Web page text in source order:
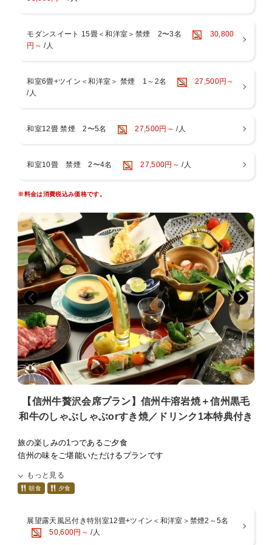
揃えております。
先附／季節の前菜／お造り／吸物／お凌ぎ／強肴／焼物／蒸物／
お食事／デザート
■ご朝食
作りたて熱々の卵焼きをはじめ、目覚めの身体に優しい七草の湯
ほのかに硫黄が香る別所温泉美肌の湯。
塩田平を望む別所温泉随一の絶景展望風呂をご堪能ください。
・展望大浴場
・露天風呂（男性：1、女性：1）24時間利用可
・サウナ 22時30分まで
・貸切展望風呂 受付14時〜21時（料金：1，650円税込、利用
時間：45分）
※貸切展望風呂は予約制です。ご予約時またはチェックイン時に
お申込みください。
■お部屋
露天風呂付き客室はじめ全16部屋6タイプをご用意しておりま
す。
女将が厳選したお菓子・お漬物のお茶うけでまずはごゆっくりど
■七草の湯のおもてなし
とができお子様連れにも好評です。
・お土産処には女将が全国から厳選した和小物、信州の銘菓や地
・枕は蕎麦殻とテンピュールのものをご用意できます。数に限り
がございますのでチェックイン時にお申し付けください。
■周辺の見所
北向観音堂 徒歩で約5分
モダンスイート 15畳＜和洋室＞禁煙 2〜3名
30,800
円～ /人
和室6畳+ツイン＜和洋室＞ 禁煙 1～2名
27,500円～
/人
和室12畳 禁煙 2〜5名 27,500円～ /人
和室10畳 禁煙 2〜4名 27,500円～ /人
※料金は消費税込み価格です。
【信州牛贅沢会席プラン】信州牛溶岩焼＋信州黒毛
和牛のしゃぶしゃぶorすき焼／ドリンク1本特典付き
旅の楽しみの1つであるご夕食
信州の味をご堪能いただけるプランです
■プラン特典
・メインのお料理をお選びいただけます。
・地酒を下記よりお選びいただけます。※お酒を飲まれない方に
はソフトドリンクをご用意いたします
もっと見る
朝食 夕食
展望露天風呂付き特別室12畳+ツイン＜和洋室＞禁煙2～5名
50,600円～ /人